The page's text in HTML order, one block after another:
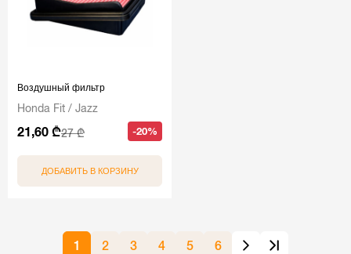
Воздушный фильтр
Honda Fit / Jazz
21,60 ₾27 ₾ -20%
ДОБАВИТЬ В КОРЗИНУ
1 2 3 4 5 6